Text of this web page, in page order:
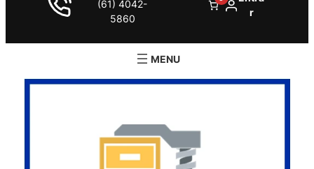
(61) 4042-
5860
r